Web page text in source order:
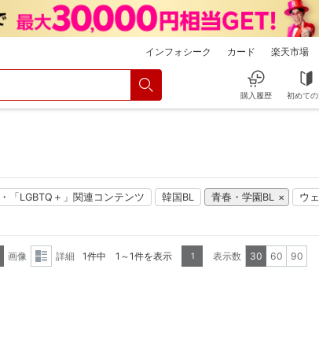
インフォシーク カード 楽天市場
購入履歴 初めて
「LGBTQ＋」関連コンテンツ 韓国BL 青春・学園BL ウ
画像
詳細 1件中 1～1件を表示 1 表示数 30 60 90